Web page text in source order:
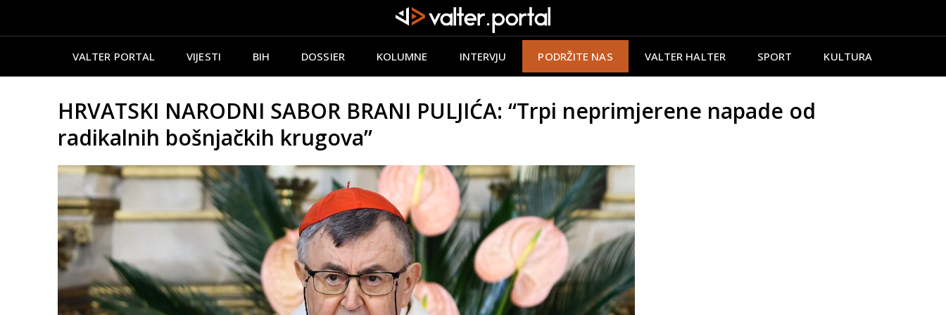
VALTER PORTAL VIJESTI BIH DOSSIER KOLUMNE INTERVJU PODRŽITE NAS VALTER HALTER SPORT KULTURA
HRVATSKI NARODNI SABOR BRANI PULJIĆA: “Trpi neprimjerene napade od
radikalnih bošnjačkih krugova”